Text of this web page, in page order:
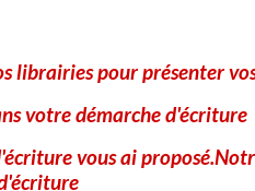
librairies pour présenter
votre démarche d'écriture
vous ai